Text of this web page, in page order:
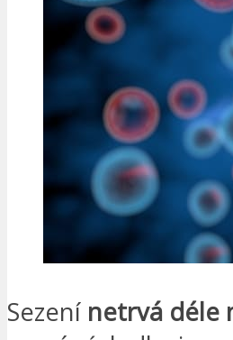
Sezení netrvá déle